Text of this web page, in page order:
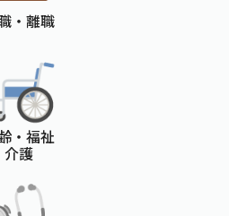
・ 離職
・ 福祉
介護